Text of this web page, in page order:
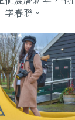
字春聯。